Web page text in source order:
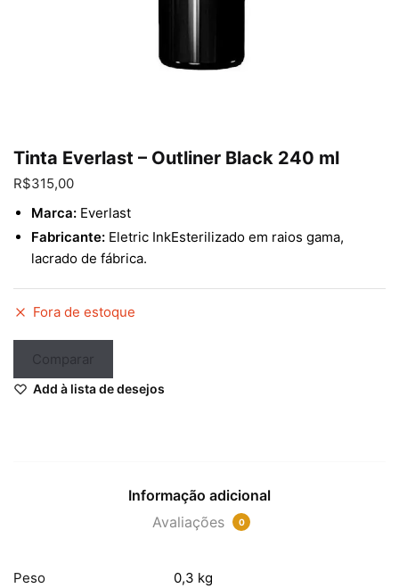
Tinta Everlast – Outliner Black 240 ml
R$315,00
Marca: Everlast
Fabricante: Eletric InkEsterilizado em raios gama,
lacrado de fábrica.
Fora de estoque
Comparar
Add à lista de desejos
Informação adicional
Avaliações
0
Peso
0,3 kg